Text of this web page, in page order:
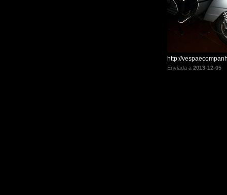
http://
Enviada a 2013-12-05